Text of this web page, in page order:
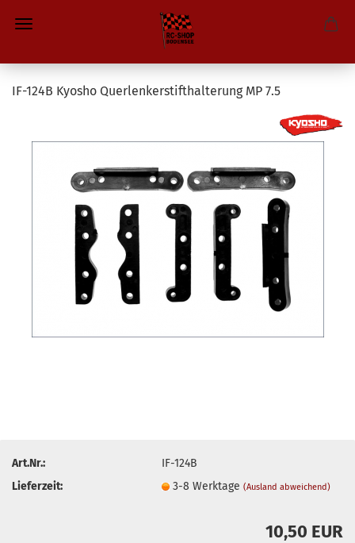
IF-124B Kyosho Querlenkerstifthalterung MP 7.5
Art.Nr.:
IF-124B
Lieferzeit:
3-8 Werktage(Ausland abweichend)
10,50 EUR